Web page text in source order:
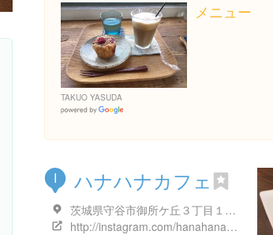
TAKUO YASUDA
メニュー
ハナハナカフェ
茨城県守谷市御所ケ丘３丁目１０-３
http://instagram.com/hanahanacafe